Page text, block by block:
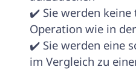
✔️ Sie werden
Operation wie in
✔️ Sie werden eine
im Vergleich zu